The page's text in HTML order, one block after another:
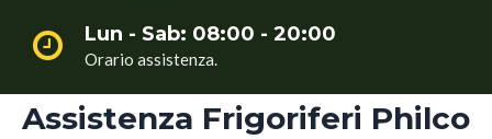
Lun - Sab: 08:00 - 20:00
Orario assistenza.
Assistenza Frigoriferi Philco